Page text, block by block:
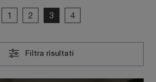
1 2 3 4
Filtra risultati